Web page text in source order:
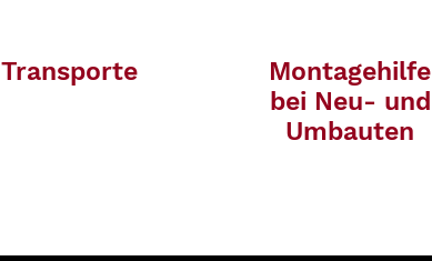
Transporte
Montagehilfe
bei Neu- und
Umbauten